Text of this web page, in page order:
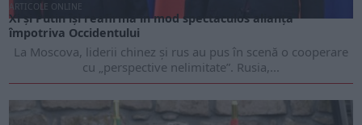
ARTICOLE ONLINE
Xi și Putin își reafirmă în mod spectaculos alianța
împotriva Occidentului
La Moscova, liderii chinez și rus au pus în scenă o cooperare
cu „perspective nelimitate”. Rusia,...